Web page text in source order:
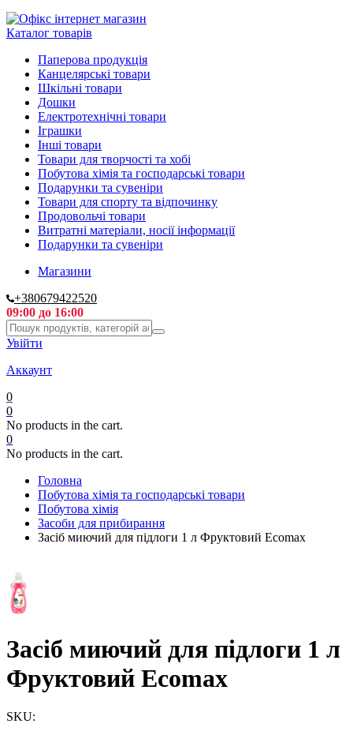
Каталог товарів
Паперова продукція
Канцелярські товари
Шкільні товари
Дошки
Електротехнічні товари
Іграшки
Інші товари
Товари для творчості та хобі
Побутова хімія та господарські товари
Подарунки та сувеніри
Товари для спорту та відпочинку
Продовольчі товари
Витратні матеріали, носії інформації
Подарунки та сувеніри
Магазини
+380679422520
09:00 до 16:00
Увійти
Аккаунт
0
0
No products in the cart.
0
No products in the cart.
Головна
Побутова хімія та господарські товари
Побутова хімія
Засоби для прибирання
Засіб миючий для підлоги 1 л Фруктовий Ecomax
Засіб миючий для підлоги 1 л
Фруктовий Ecomax
SKU: